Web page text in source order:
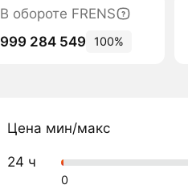
В обороте FRENS
999 284 549
100%
Цена мин/макс
24 ч
0